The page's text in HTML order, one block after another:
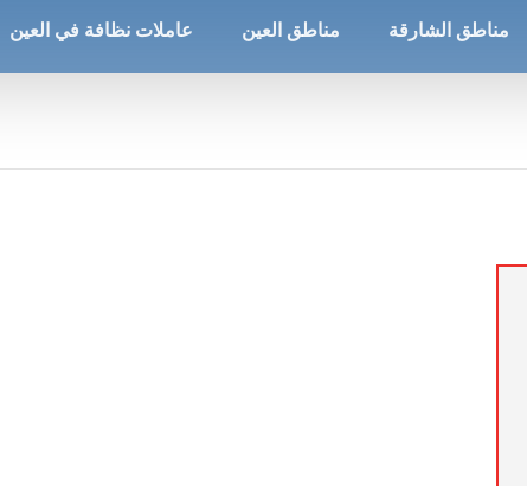
مناطق الشارقة مناطق العين عاملات نظافة في العين